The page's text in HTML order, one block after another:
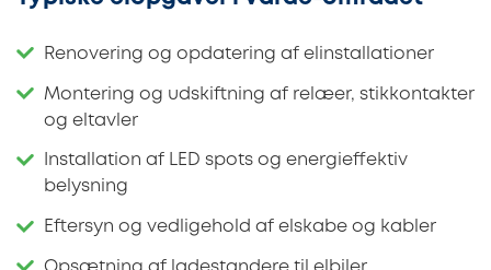
Renovering og opdatering af elinstallationer
Montering og udskiftning af relæer, stikkontakter
og eltavler
Installation af LED spots og energieffektiv
belysning
Eftersyn og vedligehold af elskabe og kabler